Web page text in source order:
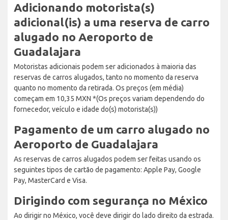
Adicionando motorista(s)
adicional(is) a uma reserva de carro
alugado no Aeroporto de
Guadalajara
Motoristas adicionais podem ser adicionados à maioria das
reservas de carros alugados, tanto no momento da reserva
quanto no momento da retirada. Os preços (em média)
começam em 10,35 MXN *(Os preços variam dependendo do
fornecedor, veículo e idade do(s) motorista(s))
Pagamento de um carro alugado no
Aeroporto de Guadalajara
As reservas de carros alugados podem ser feitas usando os
seguintes tipos de cartão de pagamento: Apple Pay, Google
Pay, MasterCard e Visa.
Dirigindo com segurança no México
Ao dirigir no México, você deve dirigir do lado direito da estrada.